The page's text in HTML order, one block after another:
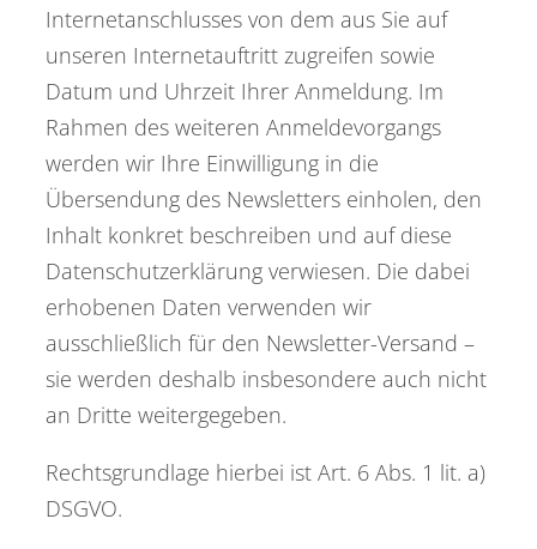
Internetanschlusses von dem aus Sie auf
unseren Internetauftritt zugreifen sowie
Datum und Uhrzeit Ihrer Anmeldung. Im
Rahmen des weiteren Anmeldevorgangs
werden wir Ihre Einwilligung in die
Übersendung des Newsletters einholen, den
Inhalt konkret beschreiben und auf diese
Datenschutzerklärung verwiesen. Die dabei
erhobenen Daten verwenden wir
ausschließlich für den Newsletter-Versand –
sie werden deshalb insbesondere auch nicht
an Dritte weitergegeben.
Rechtsgrundlage hierbei ist Art. 6 Abs. 1 lit. a)
DSGVO.